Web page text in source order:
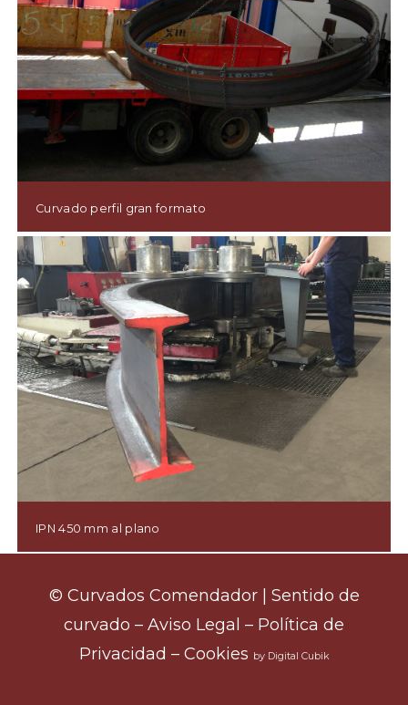
Curvado perfil gran formato
IPN 450 mm al plano
© Curvados Comendador | Sentido de
curvado – Aviso Legal – Política de
Privacidad – Cookies by Digital Cubik